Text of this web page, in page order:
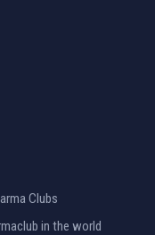
Clubs
in the world